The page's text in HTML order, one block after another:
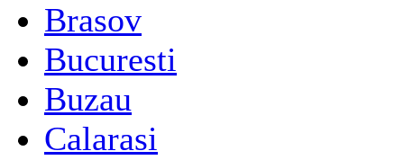
Brasov
Bucuresti
Buzau
Calarasi